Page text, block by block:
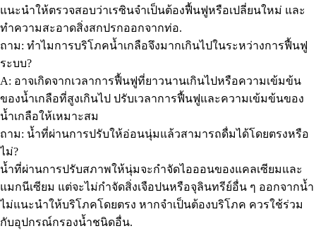
แนะนำให้ตรวจสอบว่าเรซินจำเป็นต้องฟื้นฟูหรือเปลี่ยนใหม่ และ
ทำความสะอาดสิ่งสกปรกออกจากท่อ.
ถาม: ทำไมการบริโภคน้ำเกลือจึงมากเกินไปในระหว่างการฟื้นฟู
ระบบ?
A: อาจเกิดจากเวลาการฟื้นฟูที่ยาวนานเกินไปหรือความเข้มข้น
ของน้ำเกลือที่สูงเกินไป ปรับเวลาการฟื้นฟูและความเข้มข้นของ
น้ำเกลือให้เหมาะสม
ถาม: น้ำที่ผ่านการปรับให้อ่อนนุ่มแล้วสามารถดื่มได้โดยตรงหรือ
ไม่?
น้ำที่ผ่านการปรับสภาพให้นุ่มจะกำจัดไอออนของแคลเซียมและ
แมกนีเซียม แต่จะไม่กำจัดสิ่งเจือปนหรือจุลินทรีย์อื่น ๆ ออกจากน้ำ
ไม่แนะนำให้บริโภคโดยตรง หากจำเป็นต้องบริโภค ควรใช้ร่วม
กับอุปกรณ์กรองน้ำชนิดอื่น.